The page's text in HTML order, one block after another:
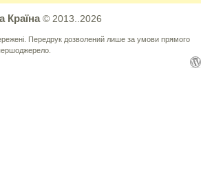
Країна© 2013..2026
Передрук дозволений лише за умови прямого